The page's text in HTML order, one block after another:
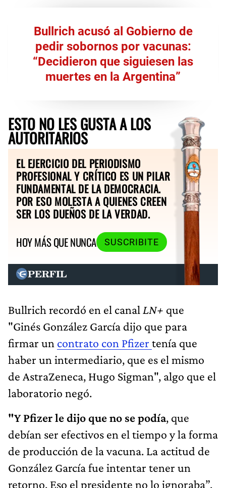
Bullrich acusó al Gobierno de
pedir sobornos por vacunas:
“Decidieron que siguiesen las
muertes en la Argentina”
ESTO NO LES GUSTA A LOS
AUTORITARIOS
EL EJERCICIO DEL PERIODISMO
PROFESIONAL Y CRÍTICO ES UN PILAR
FUNDAMENTAL DE LA DEMOCRACIA.
POR ESO MOLESTA A QUIENES CREEN
SER LOS DUEÑOS DE LA VERDAD.
HOY MÁS QUE NUNCA
SUSCRIBITE
Bullrich recordó en el canal LN+ que
"Ginés González García dijo que para
firmar un contrato con Pfizer tenía que
haber un intermediario, que es el mismo
de AstraZeneca, Hugo Sigman", algo que el
laboratorio negó.
"Y Pfizer le dijo que no se podía, que
debían ser efectivos en el tiempo y la forma
de producción de la vacuna. La actitud de
González García fue intentar tener un
retorno. Eso el presidente no lo ignoraba”,